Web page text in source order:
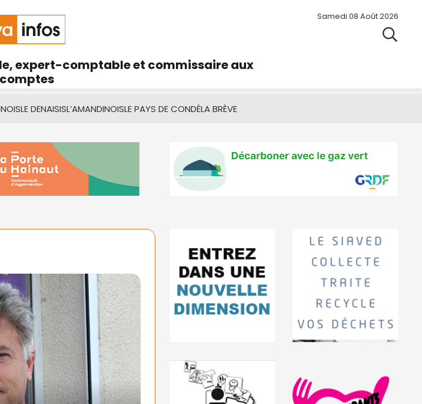
Samedi 08 Août 2026
expert-comptable et commissaire aux
comptes
LE DENAISISL’AMANDINOISLE PAYS DE CONDÉLA BRÈVE